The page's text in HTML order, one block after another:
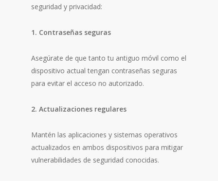
seguridad y privacidad:
1. Contraseñas seguras
Asegúrate de que tanto tu antiguo móvil como el
dispositivo actual tengan contraseñas seguras
para evitar el acceso no autorizado.
2. Actualizaciones regulares
Mantén las aplicaciones y sistemas operativos
actualizados en ambos dispositivos para mitigar
vulnerabilidades de seguridad conocidas.